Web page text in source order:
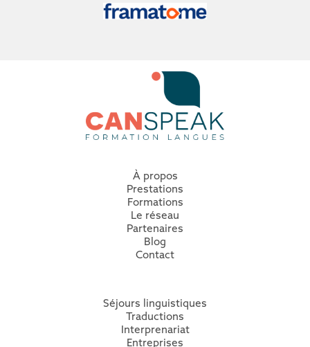
À propos
Prestations
Formations
Le réseau
Partenaires
Blog
Contact
Séjours linguistiques
Traductions
Interprenariat
Entreprises